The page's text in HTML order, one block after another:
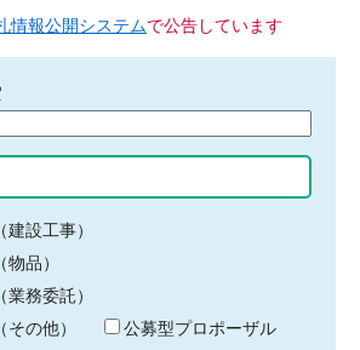
情報公開システムで公告しています
設工事）
品）
務委託）
の他）
公募型プロポーザル